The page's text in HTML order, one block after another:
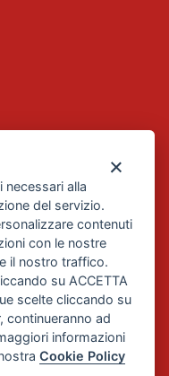
alla
del servizio.
contenuti
con le nostre
il nostro traffico.
su ACCETTA
scelte cliccando su
continueranno ad
informazioni
Cookie Policy